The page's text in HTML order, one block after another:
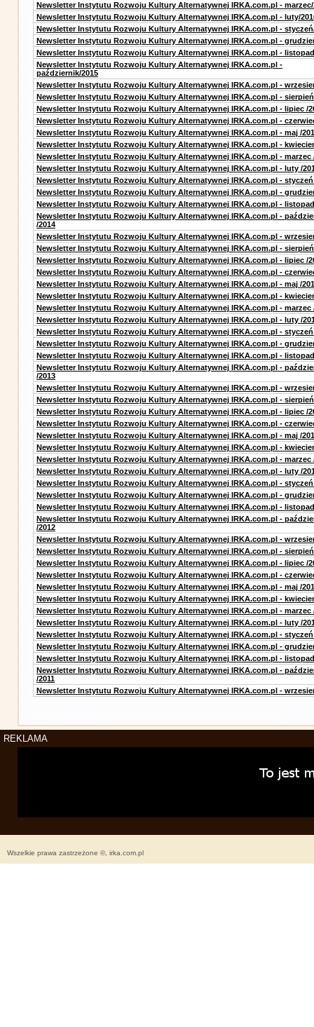
Newsletter Instytutu Rozwoju Kultury Alternatywnej IRKA.com.pl - marzec/
Newsletter Instytutu Rozwoju Kultury Alternatywnej IRKA.com.pl - luty/
Newsletter Instytutu Rozwoju Kultury Alternatywnej IRKA.com.pl -
Newsletter Instytutu Rozwoju Kultury Alternatywnej IRKA.com.pl -
Newsletter Instytutu Rozwoju Kultury Alternatywnej IRKA.com.pl -
Newsletter Instytutu Rozwoju Kultury Alternatywnej IRKA.com.pl -
październik/2015
Newsletter Instytutu Rozwoju Kultury Alternatywnej IRKA.com.pl -
Newsletter Instytutu Rozwoju Kultury Alternatywnej IRKA.com.pl -
Newsletter Instytutu Rozwoju Kultury Alternatywnej IRKA.com.pl - lipiec /
Newsletter Instytutu Rozwoju Kultury Alternatywnej IRKA.com.pl -
Newsletter Instytutu Rozwoju Kultury Alternatywnej IRKA.com.pl - maj /
Newsletter Instytutu Rozwoju Kultury Alternatywnej IRKA.com.pl -
Newsletter Instytutu Rozwoju Kultury Alternatywnej IRKA.com.pl - marzec
Newsletter Instytutu Rozwoju Kultury Alternatywnej IRKA.com.pl - luty /
Newsletter Instytutu Rozwoju Kultury Alternatywnej IRKA.com.pl - styczeń
Newsletter Instytutu Rozwoju Kultury Alternatywnej IRKA.com.pl -
Newsletter Instytutu Rozwoju Kultury Alternatywnej IRKA.com.pl - listopad
Newsletter Instytutu Rozwoju Kultury Alternatywnej IRKA.com.pl -
/2014
Newsletter Instytutu Rozwoju Kultury Alternatywnej IRKA.com.pl -
Newsletter Instytutu Rozwoju Kultury Alternatywnej IRKA.com.pl - sierpień
Newsletter Instytutu Rozwoju Kultury Alternatywnej IRKA.com.pl - lipiec /
Newsletter Instytutu Rozwoju Kultury Alternatywnej IRKA.com.pl -
Newsletter Instytutu Rozwoju Kultury Alternatywnej IRKA.com.pl - maj /
Newsletter Instytutu Rozwoju Kultury Alternatywnej IRKA.com.pl -
Newsletter Instytutu Rozwoju Kultury Alternatywnej IRKA.com.pl - marzec
Newsletter Instytutu Rozwoju Kultury Alternatywnej IRKA.com.pl - luty /
Newsletter Instytutu Rozwoju Kultury Alternatywnej IRKA.com.pl - styczeń
Newsletter Instytutu Rozwoju Kultury Alternatywnej IRKA.com.pl -
Newsletter Instytutu Rozwoju Kultury Alternatywnej IRKA.com.pl - listopad
Newsletter Instytutu Rozwoju Kultury Alternatywnej IRKA.com.pl -
/2013
Newsletter Instytutu Rozwoju Kultury Alternatywnej IRKA.com.pl -
Newsletter Instytutu Rozwoju Kultury Alternatywnej IRKA.com.pl - sierpień
Newsletter Instytutu Rozwoju Kultury Alternatywnej IRKA.com.pl - lipiec /
Newsletter Instytutu Rozwoju Kultury Alternatywnej IRKA.com.pl -
Newsletter Instytutu Rozwoju Kultury Alternatywnej IRKA.com.pl - maj /
Newsletter Instytutu Rozwoju Kultury Alternatywnej IRKA.com.pl -
Newsletter Instytutu Rozwoju Kultury Alternatywnej IRKA.com.pl - marzec
Newsletter Instytutu Rozwoju Kultury Alternatywnej IRKA.com.pl - luty /
Newsletter Instytutu Rozwoju Kultury Alternatywnej IRKA.com.pl - styczeń
Newsletter Instytutu Rozwoju Kultury Alternatywnej IRKA.com.pl -
Newsletter Instytutu Rozwoju Kultury Alternatywnej IRKA.com.pl - listopad
Newsletter Instytutu Rozwoju Kultury Alternatywnej IRKA.com.pl -
/2012
Newsletter Instytutu Rozwoju Kultury Alternatywnej IRKA.com.pl -
Newsletter Instytutu Rozwoju Kultury Alternatywnej IRKA.com.pl - sierpień
Newsletter Instytutu Rozwoju Kultury Alternatywnej IRKA.com.pl - lipiec /
Newsletter Instytutu Rozwoju Kultury Alternatywnej IRKA.com.pl -
Newsletter Instytutu Rozwoju Kultury Alternatywnej IRKA.com.pl - maj /
Newsletter Instytutu Rozwoju Kultury Alternatywnej IRKA.com.pl -
Newsletter Instytutu Rozwoju Kultury Alternatywnej IRKA.com.pl - marzec
Newsletter Instytutu Rozwoju Kultury Alternatywnej IRKA.com.pl - luty /
Newsletter Instytutu Rozwoju Kultury Alternatywnej IRKA.com.pl - styczeń
Newsletter Instytutu Rozwoju Kultury Alternatywnej IRKA.com.pl -
Newsletter Instytutu Rozwoju Kultury Alternatywnej IRKA.com.pl - listopad
Newsletter Instytutu Rozwoju Kultury Alternatywnej IRKA.com.pl -
/2011
Newsletter Instytutu Rozwoju Kultury Alternatywnej IRKA.com.pl -
REKLAMA
Wszelkie prawa zastrzeżone ©, irka.com.pl